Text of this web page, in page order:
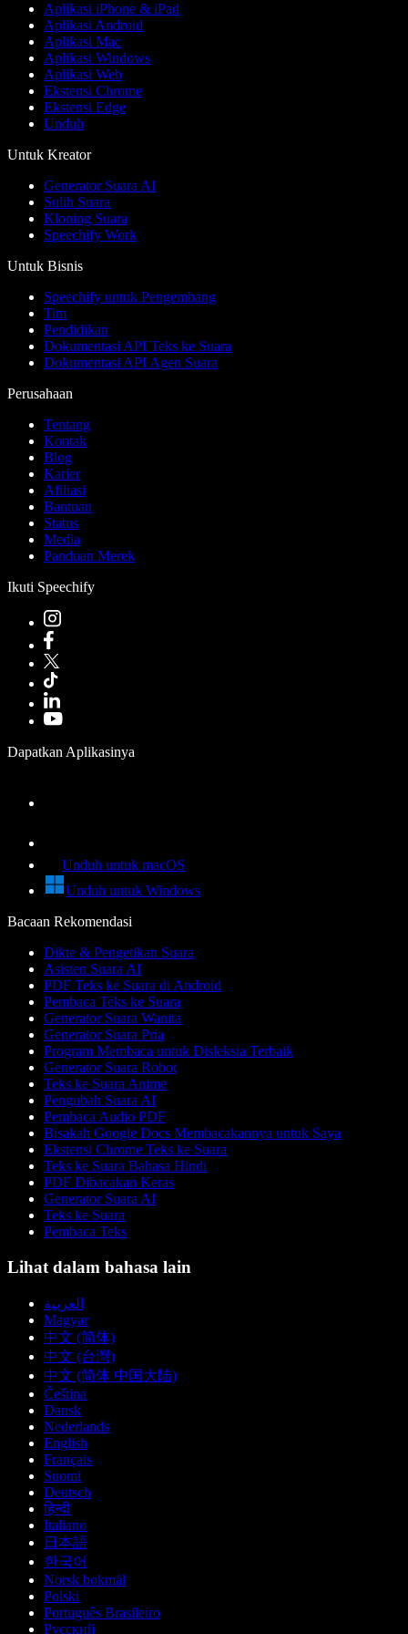
Aplikasi iPhone & iPad
Aplikasi Android
Aplikasi Mac
Aplikasi Windows
Aplikasi Web
Ekstensi Chrome
Ekstensi Edge
Unduh
Untuk Kreator
Generator Suara AI
Sulih Suara
Kloning Suara
Speechify Work
Untuk Bisnis
Speechify untuk Pengembang
Tim
Pendidikan
Dokumentasi API Teks ke Suara
Dokumentasi API Agen Suara
Perusahaan
Tentang
Kontak
Blog
Karier
Afiliasi
Bantuan
Status
Media
Panduan Merek
Ikuti Speechify
Dapatkan Aplikasinya
Unduh untuk macOS
Unduh untuk Windows
Bacaan Rekomendasi
Dikte & Pengetikan Suara
Asisten Suara AI
PDF Teks ke Suara di Android
Pembaca Teks ke Suara
Generator Suara Wanita
Generator Suara Pria
Program Membaca untuk Disleksia Terbaik
Generator Suara Robot
Teks ke Suara Anime
Pengubah Suara AI
Pembaca Audio PDF
Bisakah Google Docs Membacakannya untuk Saya
Ekstensi Chrome Teks ke Suara
Teks ke Suara Bahasa Hindi
PDF Dibacakan Keras
Generator Suara AI
Teks ke Suara
Pembaca Teks
Lihat dalam bahasa lain
العربية
Magyar
中文 (简体)
中文 (台灣)
中文 (简体 中国大陆)
Čeština
Dansk
Nederlands
English
Français
Suomi
Deutsch
हिन्दी
Italiano
日本語
한국어
Norsk bokmål
Polski
Português Brasileiro
Русский